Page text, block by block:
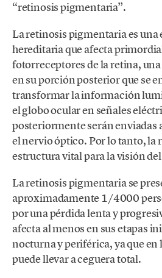
“retinosis pigmentaria”.
La retinosis pigmentaria es una
hereditaria que afecta
fotorreceptores de la retina,
en su porción posterior que se
transformar la información
el globo ocular en señales
posteriormente serán enviadas
el nervio óptico. Por lo tanto, la
estructura vital para la visión
La retinosis pigmentaria se
aproximadamente 1/4000
por una pérdida lenta y
afecta al menos en sus etapas
nocturna y periférica, ya que en
puede llevar a ceguera total.